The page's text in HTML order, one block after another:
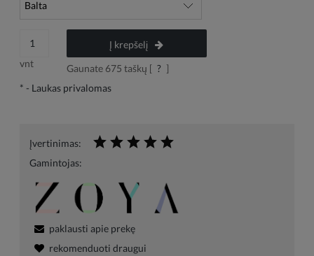
vnt
Į krepšelį
Gaunate 675 taškų [ ? ]
* - Laukas privalomas
Įvertinimas:
Gamintojas:
paklausti apie prekę
rekomenduoti draugui